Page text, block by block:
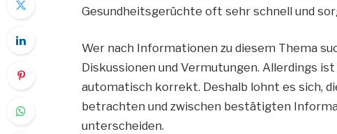
Gesundheitsgerüchte oft sehr schnell und
Wer nach Informationen zu diesem Thema
Diskussionen und Vermutungen. Allerdings
automatisch korrekt. Deshalb lohnt es sich,
betrachten und zwischen bestätigten
unterscheiden.